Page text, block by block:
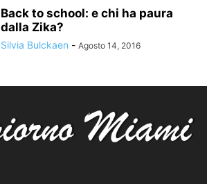
Back to school: e chi ha paura
dalla Zika?
Silvia Bulckaen - Agosto 14, 2016